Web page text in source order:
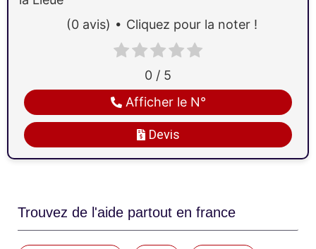
Devis
Afficher le N°
0 / 5
(0 avis) Cliquez pour la noter !
Trouvez de l'aide partout en france